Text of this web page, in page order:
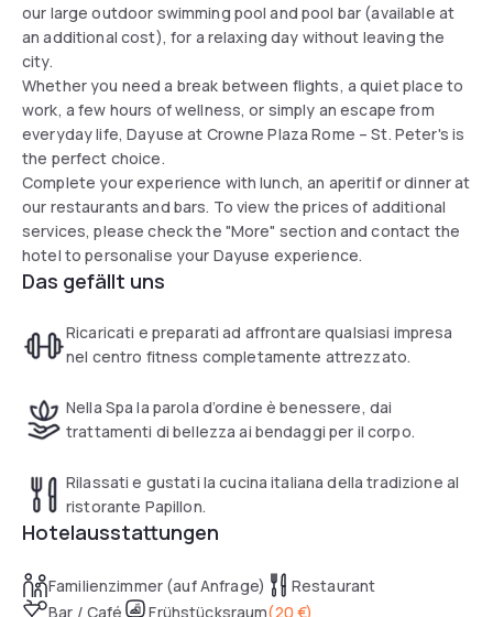
our large outdoor swimming pool and pool bar (available at
an additional cost), for a relaxing day without leaving the
city.
Whether you need a break between flights, a quiet place to
work, a few hours of wellness, or simply an escape from
everyday life, Dayuse at Crowne Plaza Rome – St. Peter's is
the perfect choice.
Complete your experience with lunch, an aperitif or dinner at
our restaurants and bars. To view the prices of additional
services, please check the "More" section and contact the
hotel to personalise your Dayuse experience.
Das gefällt uns
Ricaricati e preparati ad affrontare qualsiasi impresa
nel centro fitness completamente attrezzato.
Nella Spa la parola d’ordine è benessere, dai
trattamenti di bellezza ai bendaggi per il corpo.
Rilassati e gustati la cucina italiana della tradizione al
ristorante Papillon.
Hotelausstattungen
Familienzimmer (auf Anfrage)
Restaurant
Bar / Café
Frühstücksraum(20 €)